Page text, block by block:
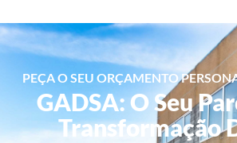
PEÇA O SEU ORÇAMENTO
GADSA: O Seu
Transformação